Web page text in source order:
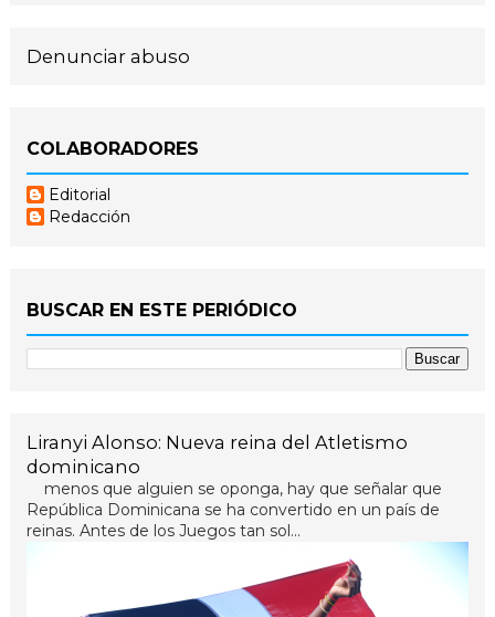
Denunciar abuso
COLABORADORES
Editorial
Redacción
BUSCAR EN ESTE PERIÓDICO
Liranyi Alonso: Nueva reina del Atletismo
dominicano
menos que alguien se oponga, hay que señalar que
República Dominicana se ha convertido en un país de
reinas. Antes de los Juegos tan sol...